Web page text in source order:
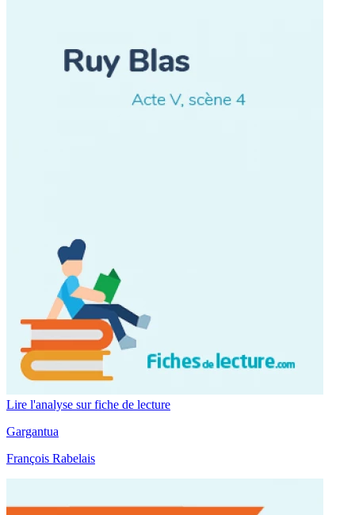
Lire l'analyse sur fiche de lecture
Gargantua
François Rabelais